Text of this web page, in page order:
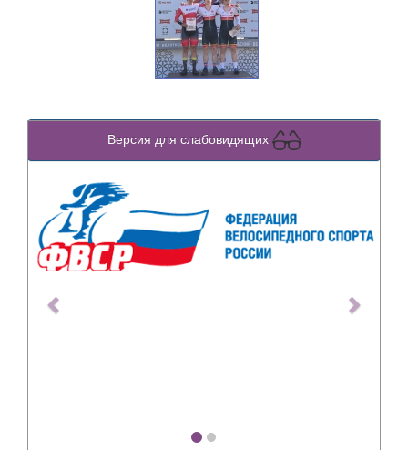
Версия для слабовидящих
Previous